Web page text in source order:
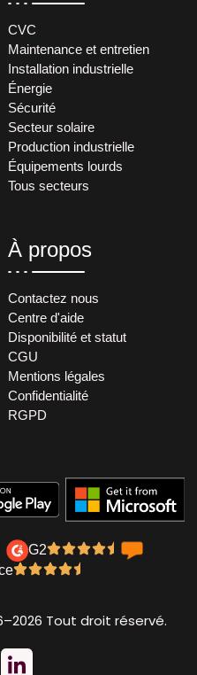
CVC
Maintenance et entretien
Installation industrielle
Énergie
Sécurité
Secteur solaire
Production industrielle
Équipements lourds
Tous secteurs
À propos
Contactez nous
Centre d'aide
Disponibilité et statut
CGU
Mentions légales
Confidentialité
RGPD
G2
Tout droit réservé.